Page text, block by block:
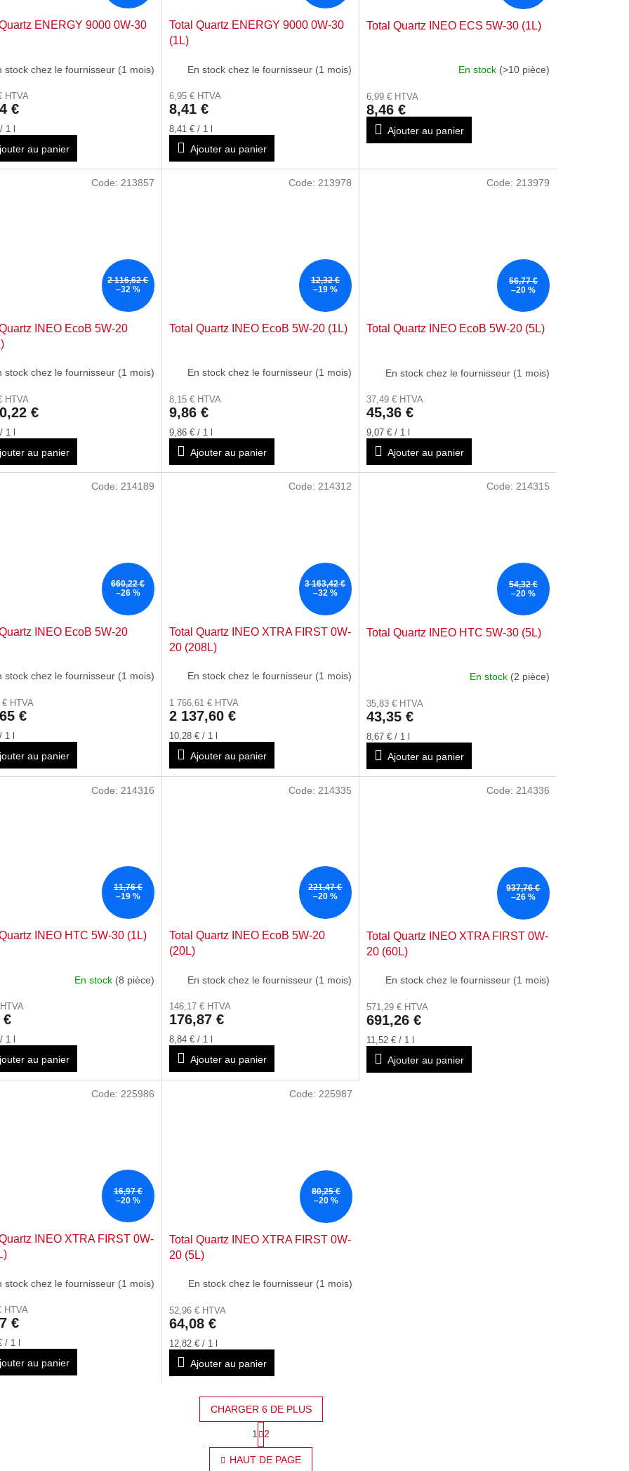
ENERGY 9000 0W-30
stock chez le fournisseur (1 mois)
HTVA
€
1 l
au panier
Total Quartz ENERGY 9000 0W-30
(1L)
En stock chez le fournisseur (1 mois)
6,95 € HTVA
8,41 €
Prix
de
mesure:
8,41 € / 1 l
Ajouter au panier
Total Quartz INEO ECS 5W-30 (1L)
En stock (>10 pièce)
6,99 € HTVA
8,46 €
Ajouter au panier
2 116,62 €
–32 %
INEO EcoB 5W-20
stock chez le fournisseur (1 mois)
HTVA
€
1 l
au panier
Code: 213857
12,32 €
–19 %
Total Quartz INEO EcoB 5W-20 (1L)
En stock chez le fournisseur (1 mois)
8,15 € HTVA
9,86 €
Prix
mesure:
9,86 € / 1 l
Ajouter au panier
Code: 213978
56,77 €
–20 %
Total Quartz INEO EcoB 5W-20 (5L)
En stock chez le fournisseur (1 mois)
37,49 € HTVA
45,36 €
Prix
de
mesure:
9,07 € / 1 l
Ajouter au panier
Code: 213979
660,22 €
–26 %
INEO EcoB 5W-20
stock chez le fournisseur (1 mois)
HTVA
€
l
au panier
Code: 214189
3 163,42 €
–32 %
Total Quartz INEO XTRA FIRST 0W-
20 (208L)
En stock chez le fournisseur (1 mois)
1 766,61 € HTVA
2 137,60 €
Prix
mesure:
10,28 € / 1 l
Ajouter au panier
Code: 214312
54,32 €
–20 %
Total Quartz INEO HTC 5W-30 (5L)
En stock (2 pièce)
35,83 € HTVA
43,35 €
Prix
mesure:
8,67 € / 1 l
Ajouter au panier
Code: 214315
11,76 €
–19 %
INEO HTC 5W-30 (1L)
En stock (8 pièce)
€
1 l
au panier
Code: 214316
221,47 €
–20 %
Total Quartz INEO EcoB 5W-20
(20L)
En stock chez le fournisseur (1 mois)
146,17 € HTVA
176,87 €
Prix
de
mesure:
8,84 € / 1 l
Ajouter au panier
Code: 214335
937,76 €
–26 %
Total Quartz INEO XTRA FIRST 0W-
20 (60L)
En stock chez le fournisseur (1 mois)
571,29 € HTVA
691,26 €
Prix
mesure:
11,52 € / 1 l
Ajouter au panier
Code: 214336
16,97 €
–20 %
INEO XTRA FIRST 0W-
stock chez le fournisseur (1 mois)
HTVA
€
/ 1 l
au panier
Code: 225986
80,25 €
–20 %
Total Quartz INEO XTRA FIRST 0W-
20 (5L)
En stock chez le fournisseur (1 mois)
52,96 € HTVA
64,08 €
Prix
mesure:
12,82 € / 1 l
Ajouter au panier
Code: 225987
C
o
n
CHARGER 6 DE PLUS
a
g
i
1 2
HAUT DE PAGE